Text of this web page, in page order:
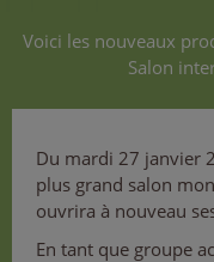
Voici les nouveaux
Salon
Du mardi 27 janvier
plus grand salon
ouvrira à nouveau
En tant que groupe